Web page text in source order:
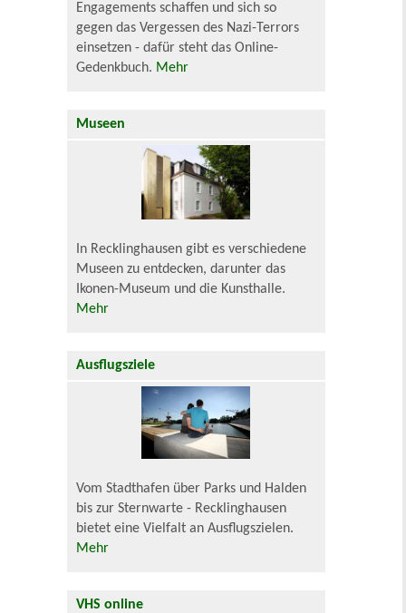
Engagements schaffen und sich so
gegen das Vergessen des Nazi-Terrors
einsetzen - dafür steht das Online-
Gedenkbuch. Mehr
Museen
In Recklinghausen gibt es verschiedene
Museen zu entdecken, darunter das
Ikonen-Museum und die Kunsthalle.
Mehr
Ausflugsziele
Vom Stadthafen über Parks und Halden
bis zur Sternwarte - Recklinghausen
bietet eine Vielfalt an Ausflugszielen.
Mehr
VHS online